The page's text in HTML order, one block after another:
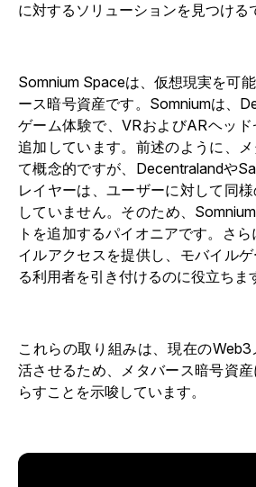
に対するソリューションを見つける
Somnium Spaceは、仮想現実を可
ース暗号資産です。Somniumは、
ゲーム体験で、VRおよびARヘッ
追加しています。前述のように、
て概念的ですが、Decentralandや
レイヤーは、ユーザーに対して同
していません。そのため、
トを追加するパイオニアです。さ
イルアクセスを提供し、モバイル
る利用者を引き付けるのに役立ちま
これらの取り組みは、現在の
活させるため、メタバース暗号資
らすことを示唆しています。